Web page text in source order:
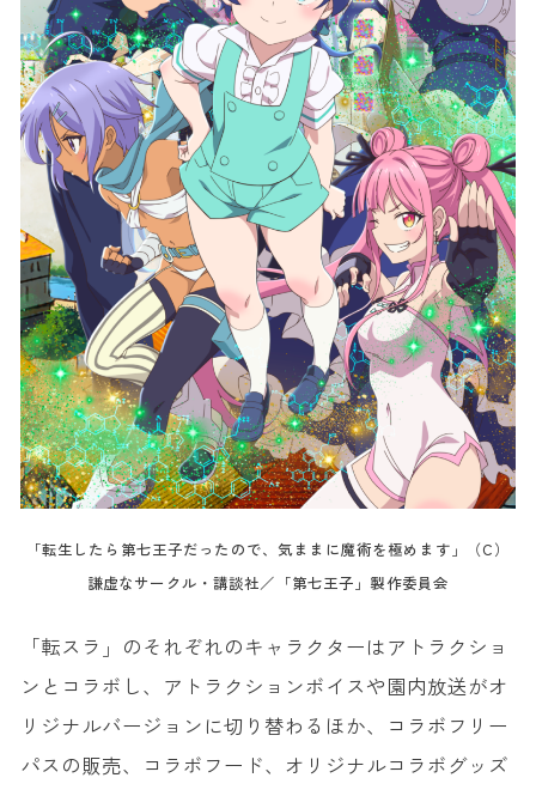
「転生したら第七王子だったので、気ままに魔術を極めます」（C）
謙虚なサークル・講談社／「第七王子」製作委員会
「転スラ」のそれぞれのキャラクターはアトラクショ
ンとコラボし、アトラクションボイスや園内放送がオ
リジナルバージョンに切り替わるほか、コラボフリー
パスの販売、コラボフード、オリジナルコラボグッズ